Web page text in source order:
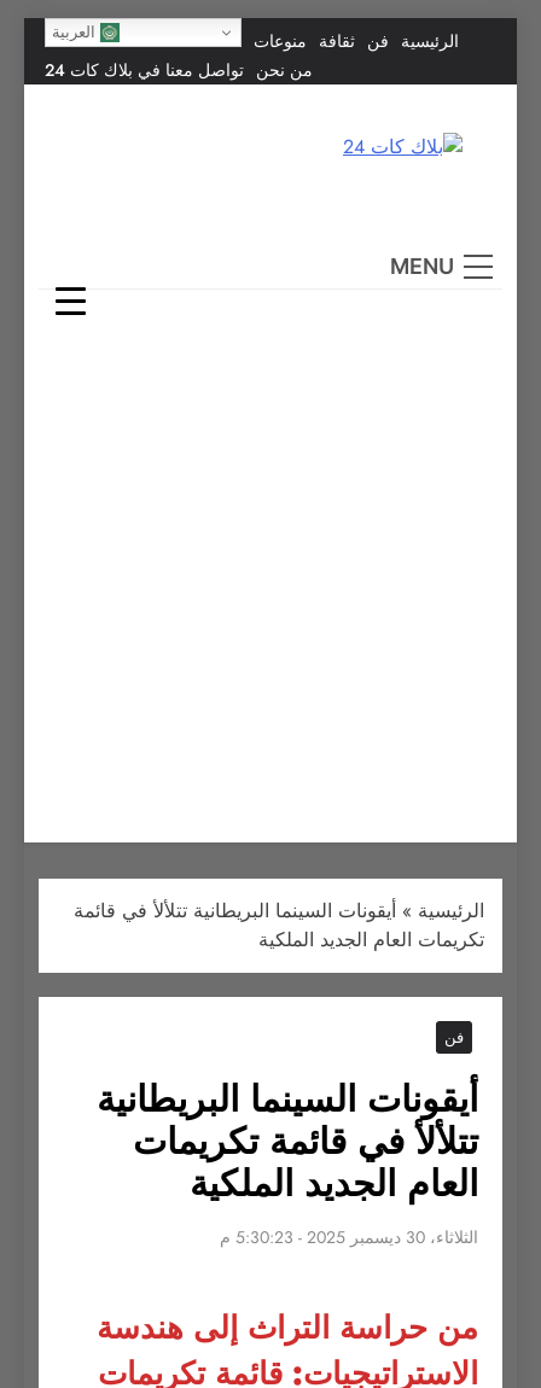
content
الرئيسية فن ثقافة منوعات العربية
من نحن تواصل معنا في بلاك كات 24
MENU
الرئيسية » أيقونات السينما البريطانية تتلألأ في قائمة
تكريمات العام الجديد الملكية
فن
أيقونات السينما البريطانية
تتلألأ في قائمة تكريمات
العام الجديد الملكية
الثلاثاء، 30 ديسمبر 2025 - 5:30:23 م
من حراسة التراث إلى هندسة
الاستراتيجيات: قائمة تكريمات